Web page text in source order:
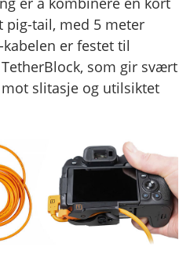
pig-tail, med 5 meter
er festet til
som gir svært
slitasje og utilsiktet